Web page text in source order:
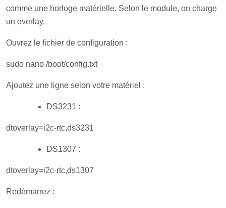
comme une horloge matérielle. Selon le module, on charge
un overlay.
Ouvrez le fichier de configuration :
sudo nano /boot/config.txt
Ajoutez une ligne selon votre matériel :
DS3231 :
dtoverlay=i2c-rtc,ds3231
DS1307 :
dtoverlay=i2c-rtc,ds1307
Redémarrez :